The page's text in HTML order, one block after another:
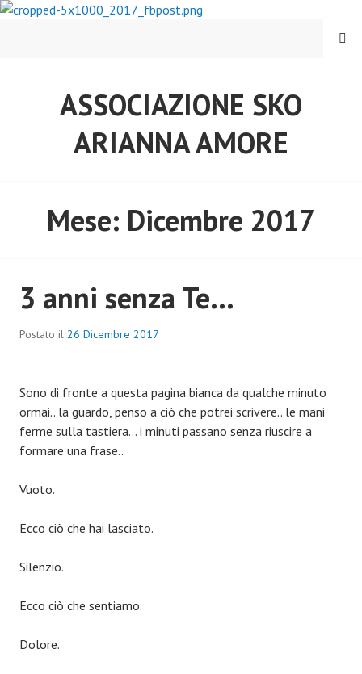
Vai
ASSOCIAZIONE SKO
ARIANNA AMORE
MENU
Mese: Dicembre 2017
3 anni senza Te…
Postato il 26 Dicembre 2017
Sono di fronte a questa pagina bianca da qualche minuto
ormai.. la guardo, penso a ciò che potrei scrivere.. le mani
ferme sulla tastiera… i minuti passano senza riuscire a
formare una frase..
Vuoto.
Ecco ciò che hai lasciato.
Silenzio.
Ecco ciò che sentiamo.
Dolore.